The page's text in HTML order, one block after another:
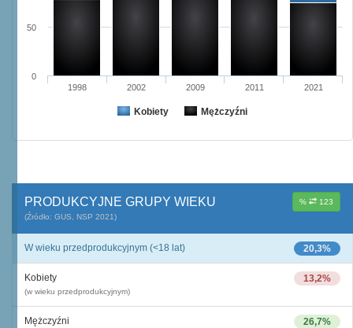
Kobiety Mężczyźni
1998 2002 2009 2011 2021
0
50
% 123
PRODUKCYJNE GRUPY WIEKU
(Źródło: GUS, NSP 2021)
20,3%
W wieku przedprodukcyjnym (<18 lat)
13,2%
Kobiety
(w wieku przedprodukcyjnym)
26,7%
Mężczyźni